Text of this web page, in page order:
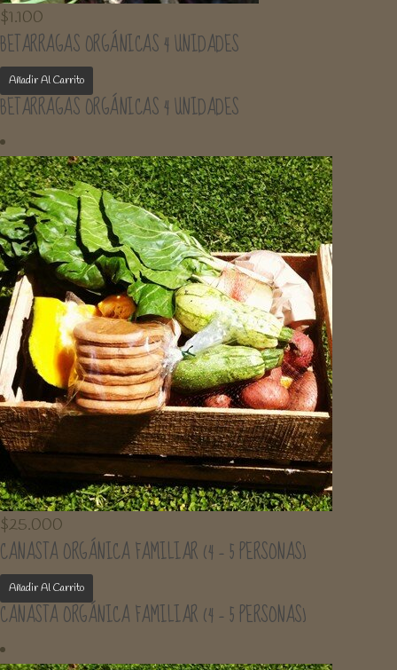
$1.100
BETARRAGAS ORGÁNICAS 4 UNIDADES
Añadir Al Carrito
BETARRAGAS ORGÁNICAS 4 UNIDADES
$25.000
CANASTA ORGÁNICA FAMILIAR (4 – 5 PERSONAS)
Añadir Al Carrito
CANASTA ORGÁNICA FAMILIAR (4 – 5 PERSONAS)